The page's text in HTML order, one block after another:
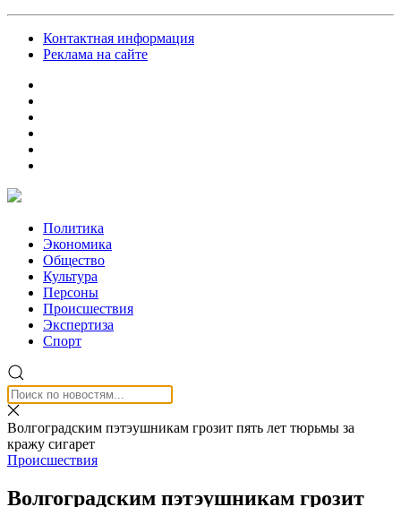
Контактная информация
Реклама на сайте
Политика
Экономика
Общество
Культура
Персоны
Происшествия
Экспертиза
Спорт
Волгоградским пэтэушникам грозит пять лет тюрьмы за
кражу сигарет
Происшествия
Волгоградским пэтэушникам грозит